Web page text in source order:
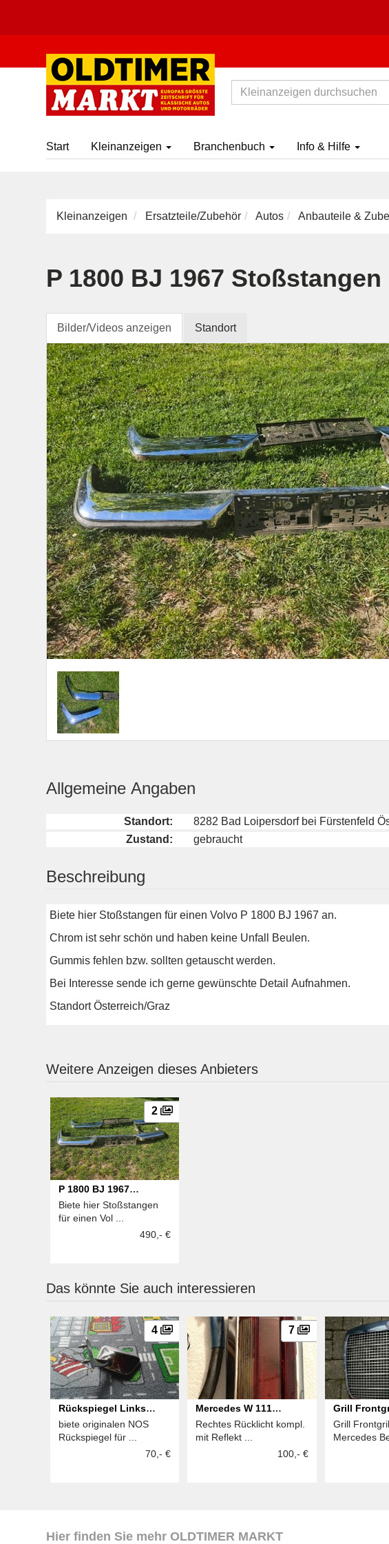
Start Kleinanzeigen Branchenbuch Info & Hilfe
Kleinanzeigen Ersatzteile/Zubehör Autos Anbauteile &
P 1800 BJ 1967 Stoßstangen
Bilder/Videos anzeigen Standort
Allgemeine Angaben
Standort:
8282 Bad Loipersdorf bei Fürstenfeld
Zustand:
gebraucht
Beschreibung
Biete hier Stoßstangen für einen Volvo P 1800 BJ 1967 an.
Chrom ist sehr schön und haben keine Unfall Beulen.
Gummis fehlen bzw. sollten getauscht werden.
Bei Interesse sende ich gerne gewünschte Detail Aufnahmen.
Standort Österreich/Graz
Weitere Anzeigen dieses Anbieters
2
P 1800 BJ 1967
Stoßstangen
Biete hier Stoßstangen
für einen Vol ...
490,- €
Das könnte Sie auch interessieren
4
Rückspiegel Links
Mercedes /8, W 114,
biete originalen NOS
Rückspiegel für ...
70,- €
7
Mercedes W 111
Konvolut
Rechtes Rücklicht kompl.
mit Reflekt ...
100,- €
Grill
Mercedes
Grill
Mercedes
Hier finden Sie mehr OLDTIMER MARKT